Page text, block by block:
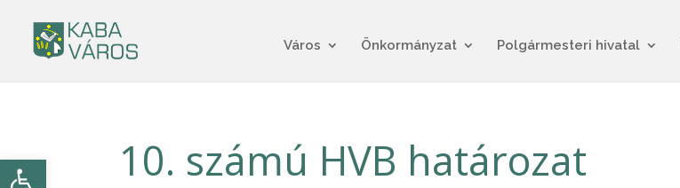
Eszköztár megnyitása
Város Önkormányzat Polgármesteri hivatal
10. számú HVB határozat